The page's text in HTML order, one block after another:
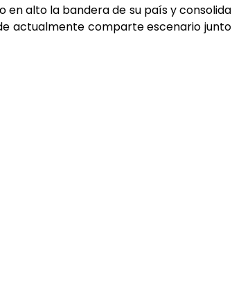
en alto la bandera de su país y consolida
actualmente comparte escenario junto